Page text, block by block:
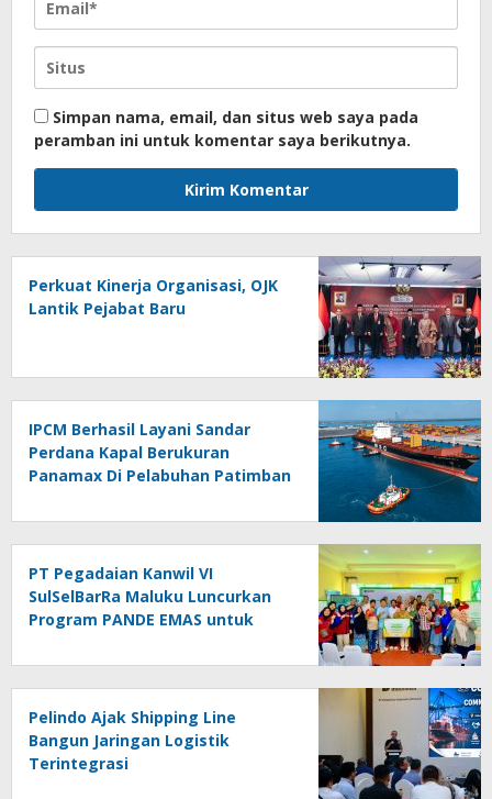
Simpan nama, email, dan situs web saya pada
peramban ini untuk komentar saya berikutnya.
Perkuat Kinerja Organisasi, OJK
Lantik Pejabat Baru
IPCM Berhasil Layani Sandar
Perdana Kapal Berukuran
Panamax Di Pelabuhan Patimban
PT Pegadaian Kanwil VI
SulSelBarRa Maluku Luncurkan
Program PANDE EMAS untuk
Masyarakat
Pelindo Ajak Shipping Line
Bangun Jaringan Logistik
Terintegrasi